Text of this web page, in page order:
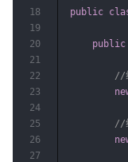
public
public
//
//
18
19
20
21
22
23
24
25
26
27